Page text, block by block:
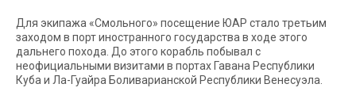
Для экипажа «Смольного» посещение ЮАР стало третьим
заходом в порт иностранного государства в ходе этого
дальнего похода. До этого корабль побывал с
неофициальными визитами в портах Гавана Республики
Куба и Ла-Гуайра Боливарианской Республики Венесуэла.